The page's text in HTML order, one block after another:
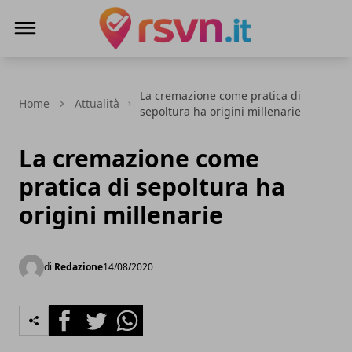
Home Attualità
La cremazione come pratica di
sepoltura ha origini millenarie
La cremazione come
pratica di sepoltura ha
origini millenarie
di Redazione14/08/2020
FacebookTwitterWhatsapp